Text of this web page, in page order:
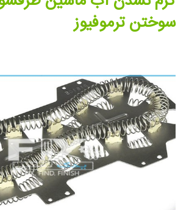
سوختن ترموفیوز